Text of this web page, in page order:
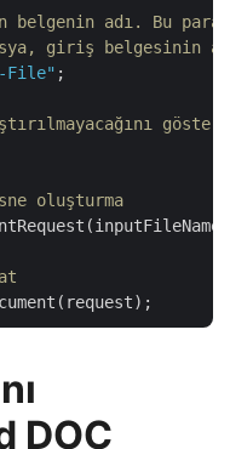
belgenin adı. Bu
giriş belgesinin
File" ;
oluşturma
DOC